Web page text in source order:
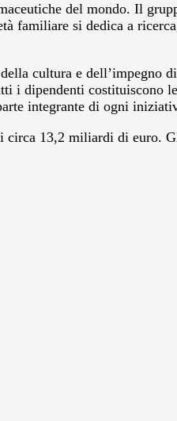
del mondo. Il
familiare si dedica a
cultura e
i dipendenti costituiscono
integrante di ogni
13,2 miliardi di euro.